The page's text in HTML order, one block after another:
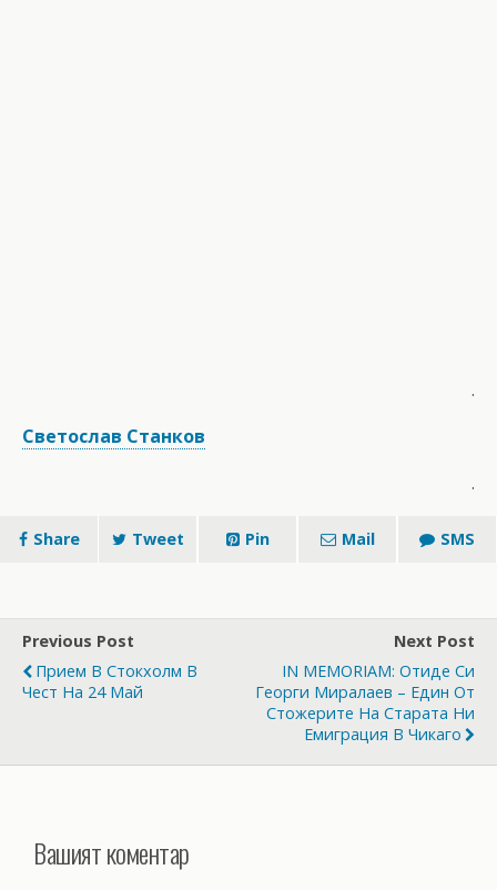
.
Светослав Станков
.
Share Tweet Pin Mail SMS
Previous Post
Прием В Стокхолм В
Чест На 24 Май
Next Post
IN MEMORIAM: Отиде Си
Георги Миралаев – Един От
Стожерите На Старата Ни
Емиграция В Чикаго
Вашият коментар